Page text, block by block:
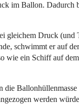
im Ballon. Dadurch
gleichem Druck (und
schwimmt er auf
wie ein Schiff auf
die
werden